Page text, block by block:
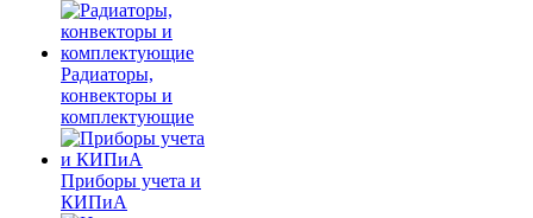
Радиаторы,
конвекторы и
комплектующие
Приборы учета и
КИПиА